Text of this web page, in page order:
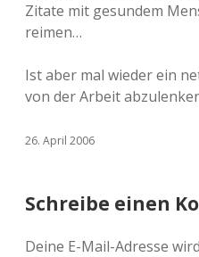
Zitate mit gesundem
reimen…
Ist aber mal wieder ein
von der Arbeit
26. April 2006
Schreibe einen
Deine E-Mail-Adresse